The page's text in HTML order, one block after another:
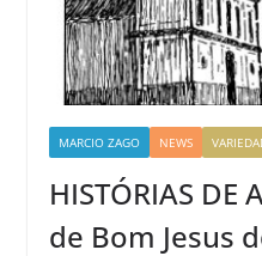
MARCIO ZAGO NEWS
HISTÓRIAS DE
de Bom Jesus